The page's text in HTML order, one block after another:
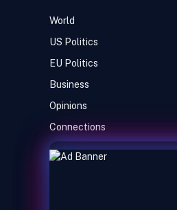
World
US Politics
EU Politics
Business
Opinions
Connections